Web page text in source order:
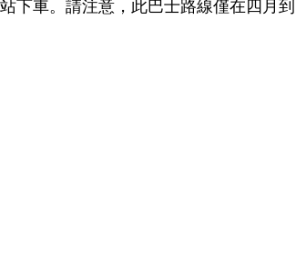
下車。請注意，此巴士路線僅在四月到